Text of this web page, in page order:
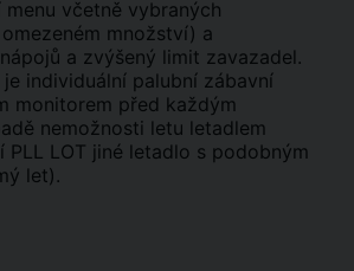
včetně vybraných
množství) a
a zvýšený limit zavazadel.
individuální palubní zábavní
monitorem před každým
nemožnosti letu letadlem
PLL LOT jiné letadlo s podobným
let).